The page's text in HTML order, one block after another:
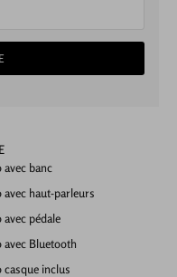
avec banc
avec haut-parleurs
avec pédale
avec Bluetooth
casque inclus